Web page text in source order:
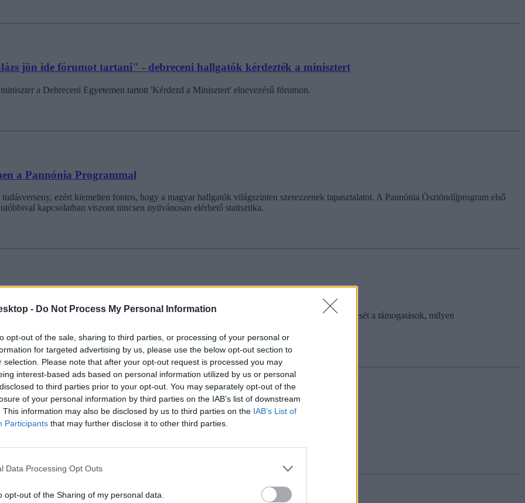
- Do Not Process My Personal Information
opt-out of the sale, sharing to third parties, or processing of your personal or
for targeted advertising by us, please use the below opt-out section to
selection. Please note that after your opt-out request is processed you may
interest-based ads based on personal information utilized by us or personal
to third parties prior to your opt-out. You may separately opt-out of the
of your personal information by third parties on the IAB’s list of downstream
This information may also be disclosed by us to third parties on the IAB’s List of
Participants that may further disclose it to other third parties.
Data Processing Opt Outs
opt-out of the Sharing of my personal data.
jön ide fórumot tartani" - debreceni hallgatók kérdezték a minisztert
a Debreceni Egyetemen tartott 'Kérdezd a Minisztert' elnevezésű fórumon.
a Pannónia Programmal
ezért kiemelten fontos, hogy a magyar hallgatók világszinten szerezzenek tapasztalatot. A Pannónia Ösztöndíjprogram első
kapcsolatban viszont nincsen nyilvánosan elérhető statisztika.
a Pannónia Ösztöndíjprogramról
Egyik ösztöndíjasát kérdeztük meg tapasztalatairól: mennyire fedezték megélhetését a támogatások, milyen
a kreditelismerés?
mint az Erasmusban
ösztöndíjprogramban, mint az Erasmusban, de az ösztöndíjak is magasabbak.